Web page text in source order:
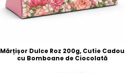
Mărțișor Dulce Roz 200g, Cutie Cadou
cu Bomboane de Ciocolată